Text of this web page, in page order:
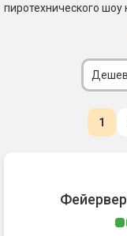
пиротехнического
1